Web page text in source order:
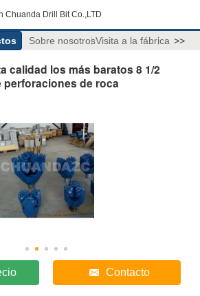
Chuanda Drill Bit Co.,LTD
Sobre nosotrosVisita a la fábrica >>
calidad los más baratos 8 1/2
de roca
Contacto